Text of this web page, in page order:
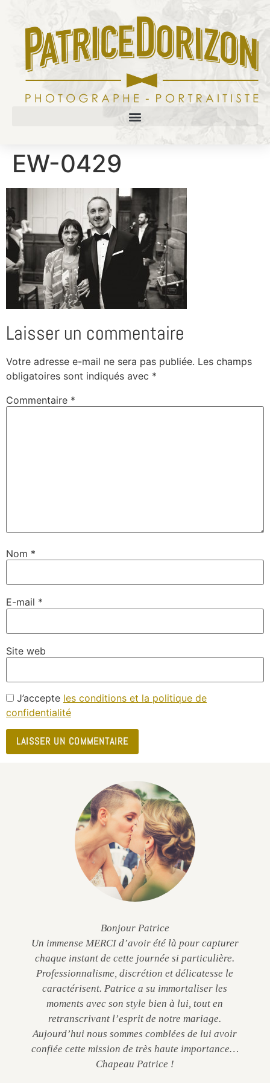
EW-0429
Laisser un commentaire
Votre adresse e-mail ne sera pas publiée. Les champs
obligatoires sont indiqués avec *
Commentaire *
Nom *
E-mail *
Site web
J’accepte les conditions et la politique de
confidentialité
Bonjour Patrice
Un immense MERCI d’avoir été là pour capturer
chaque instant de cette journée si particulière.
Professionnalisme, discrétion et délicatesse le
caractérisent. Patrice a su immortaliser les
moments avec son style bien à lui, tout en
retranscrivant l’esprit de notre mariage.
Aujourd’hui nous sommes comblées de lui avoir
confiée cette mission de très haute importance…
Chapeau Patrice !